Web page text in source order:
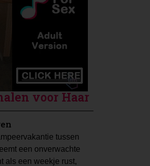
voor Haar
tussen
een onverwachte
als een weekje rust,